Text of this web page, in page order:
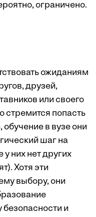
ограничено.
ожиданиям
друзей,
или своего
стремится попасть
в вузе они
шаг на
них нет других
Хотя эти
выбору, они
и